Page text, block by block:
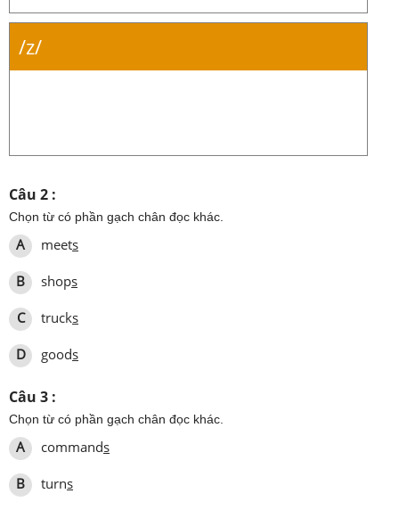
/z/
Câu 2 :
Chọn từ có phần gạch chân đọc khác.
A meets
B shops
C trucks
D goods
Câu 3 :
Chọn từ có phần gạch chân đọc khác.
A commands
B turns